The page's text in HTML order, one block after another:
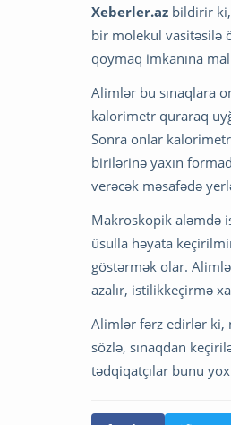
Xeberler.az bildirir
bir molekul vasitəsilə
qoymaq imkanına
Alimlər bu sınaqlara
kalorimetr quraraq
Sonra onlar
birilərinə yaxın
verəcək məsafədə
Makroskopik aləmdə
üsulla həyata
göstərmək olar.
azalır, istilikkeçirmə
Alimlər fərz edirlər ki,
sözlə, sınaqdan
tədqiqatçılar bunu